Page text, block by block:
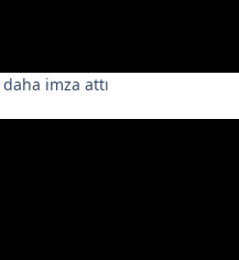
daha imza attı